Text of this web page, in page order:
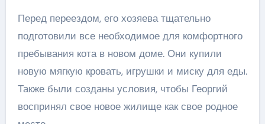
Перед переездом, его хозяева тщательно
подготовили все необходимое для комфортного
пребывания кота в новом доме. Они купили
новую мягкую кровать, игрушки и миску для еды.
Также были созданы условия, чтобы Георгий
воспринял свое новое жилище как свое родное